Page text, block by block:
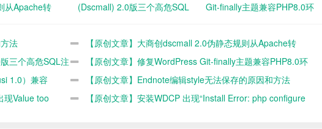
从Apache转
(Dscmall) 2.0版三个高危SQL
Git-finally主题兼容PHP8.0环
法
【原创文章】大商创dscmall 2.0伪静态规则从Apache转
Nginx的方法
三个高危SQL注
【原创文章】修复WordPress Git-finally主题兼容PHP8.0环
境
1.0）兼容
【原创文章】Endnote编辑style无法保存的原因和方法
现Value too
【原创文章】安装WDCP 出现“Install Error: php configure